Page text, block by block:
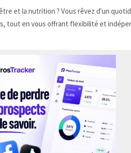
et la nutrition ? Vous rêvez d'un
tout en vous offrant flexibilité et